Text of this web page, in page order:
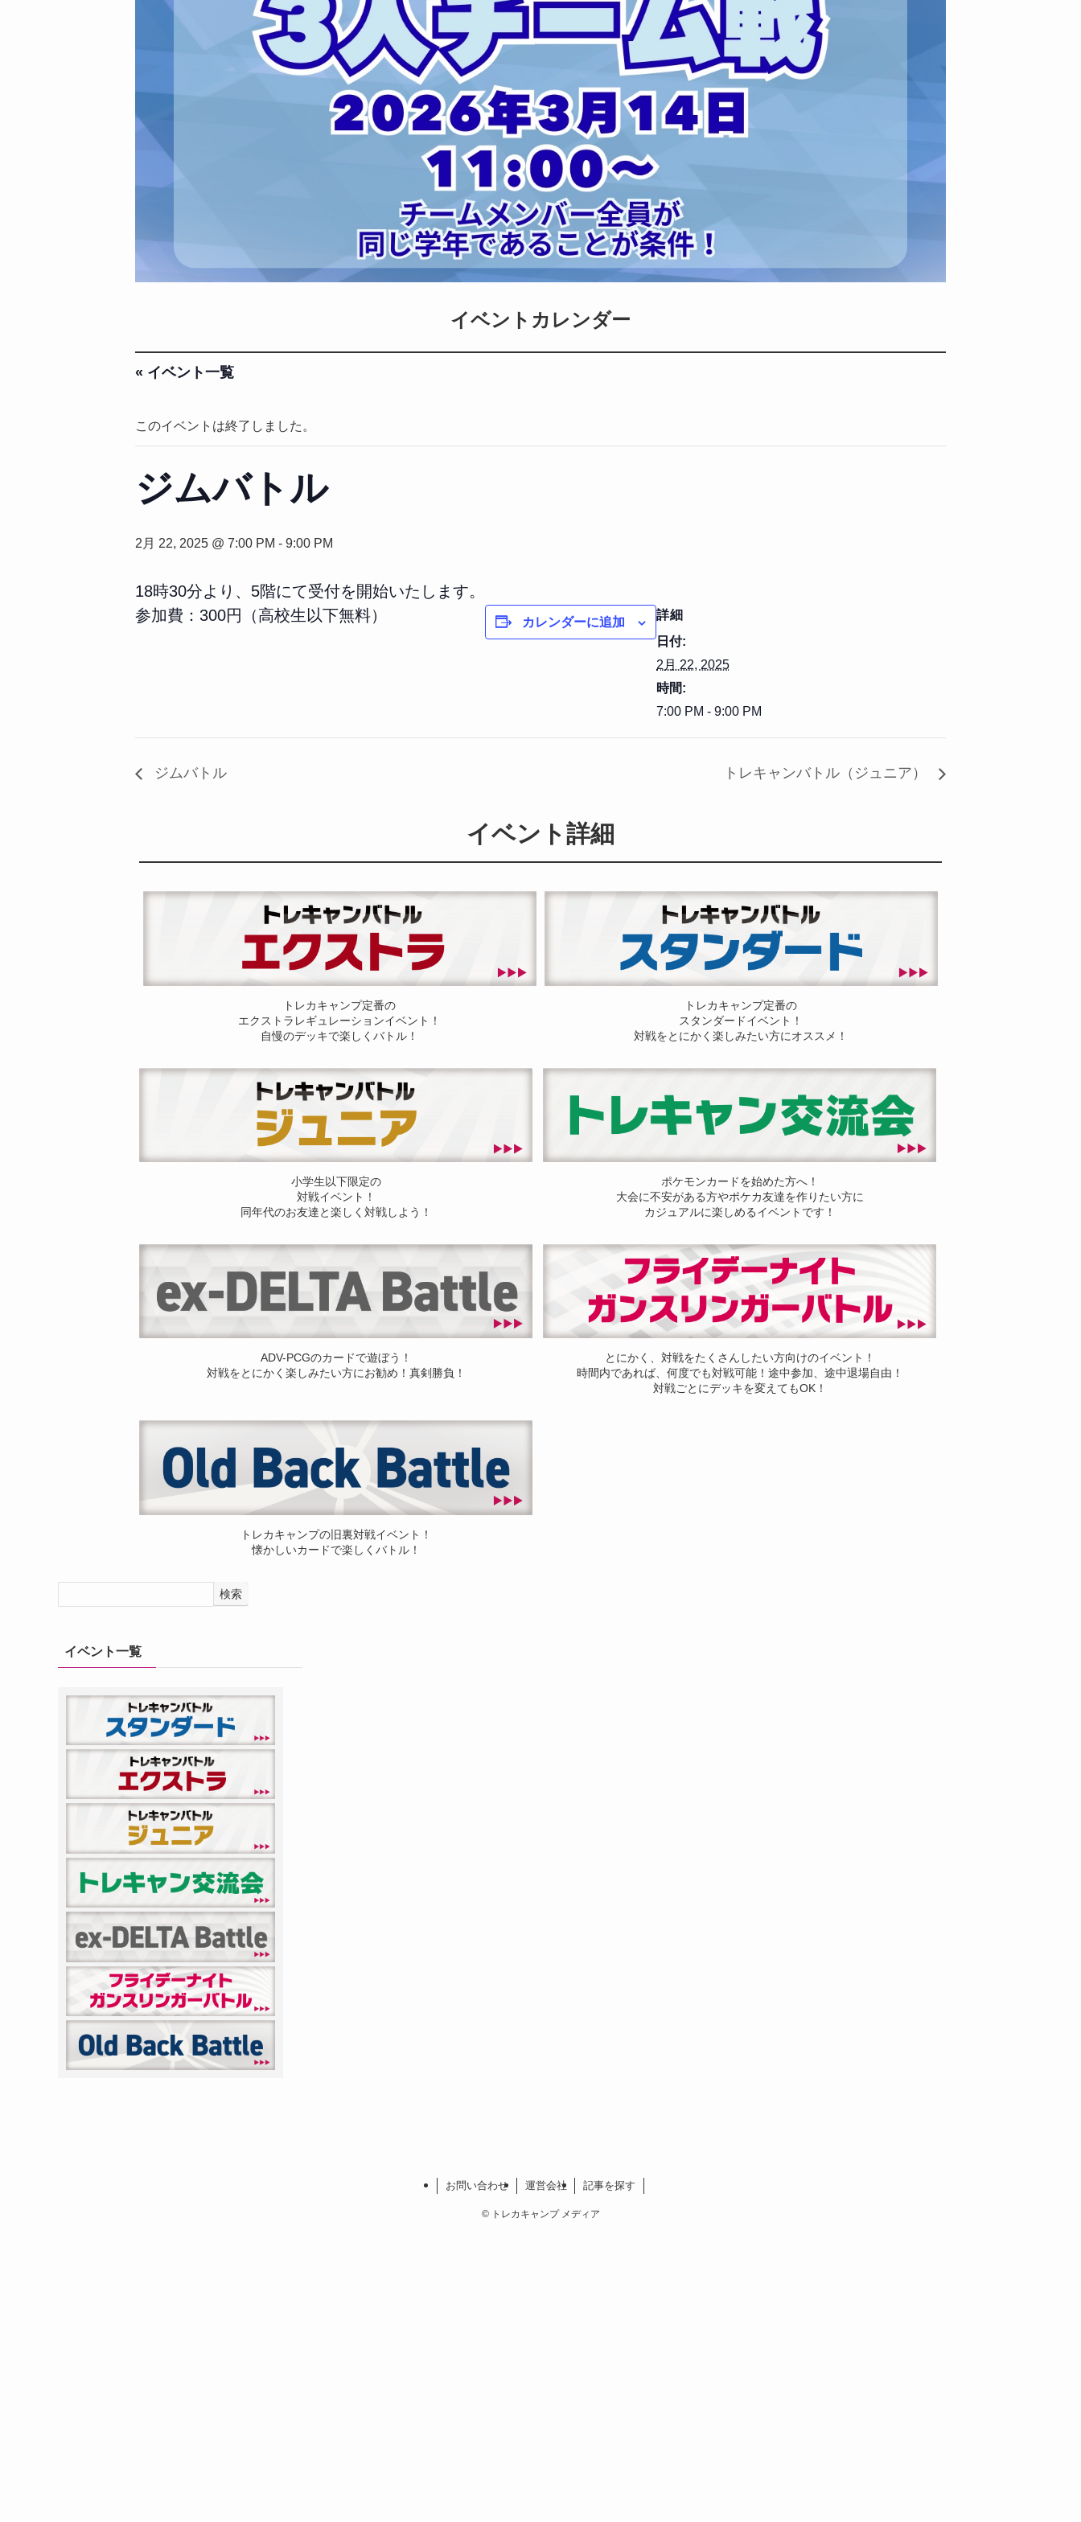
イベントカレンダー
« イベント一覧
このイベントは終了しました。
ジムバトル
2月 22, 2025 @ 7:00 PM - 9:00 PM
18時30分より、5階にて受付を開始いたします。
参加費：300円（高校生以下無料）
カレンダーに追加
詳細
日付:
2月 22, 2025
時間:
7:00 PM - 9:00 PM
ジムバトル トレキャンバトル（ジュニア）
イベント詳細
トレカキャンプ定番の
エクストラレギュレーションイベント！
自慢のデッキで楽しくバトル！
トレカキャンプ定番の
スタンダードイベント！
対戦をとにかく楽しみたい方にオススメ！
小学生以下限定の
対戦イベント！
同年代のお友達と楽しく対戦しよう！
ポケモンカードを始めた方へ！
大会に不安がある方やポケカ友達を作りたい方に
カジュアルに楽しめるイベントです！
ADV-PCGのカードで遊ぼう！
対戦をとにかく楽しみたい方にお勧め！真剣勝負！
とにかく、対戦をたくさんしたい方向けのイベント！
時間内であれば、何度でも対戦可能！途中参加、途中退場自由！
対戦ごとにデッキを変えてもOK！
トレカキャンプの旧裏対戦イベント！
懐かしいカードで楽しくバトル！
検索
イベント一覧
お問い合わせ 運営会社 記事を探す
©トレカキャンプ メディア